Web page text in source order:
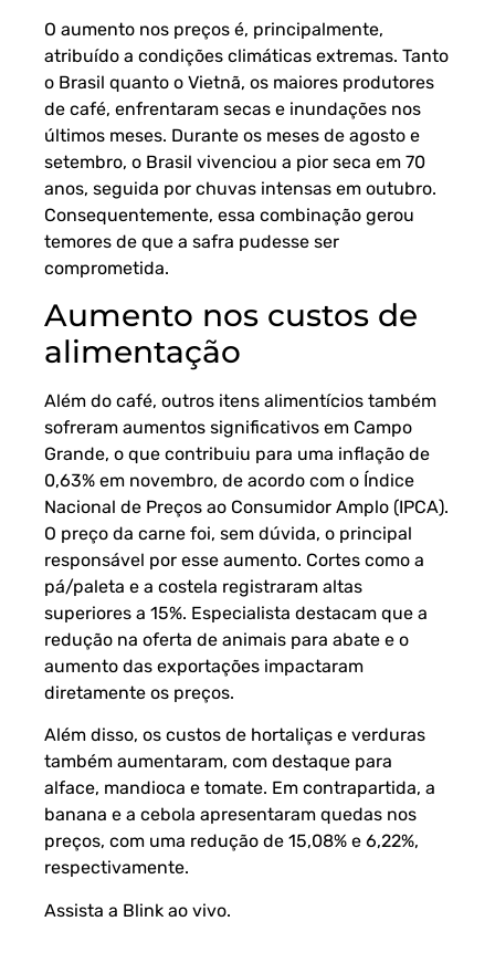
O aumento nos preços é, principalmente,
atribuído a condições climáticas extremas. Tanto
o Brasil quanto o Vietnã, os maiores produtores
de café, enfrentaram secas e inundações nos
últimos meses. Durante os meses de agosto e
setembro, o Brasil vivenciou a pior seca em 70
anos, seguida por chuvas intensas em outubro.
Consequentemente, essa combinação gerou
temores de que a safra pudesse ser
comprometida.
Aumento nos custos de
alimentação
Além do café, outros itens alimentícios também
sofreram aumentos significativos em Campo
Grande, o que contribuiu para uma inflação de
0,63% em novembro, de acordo com o Índice
Nacional de Preços ao Consumidor Amplo (IPCA).
O preço da carne foi, sem dúvida, o principal
responsável por esse aumento. Cortes como a
pá/paleta e a costela registraram altas
superiores a 15%. Especialista destacam que a
redução na oferta de animais para abate e o
aumento das exportações impactaram
diretamente os preços.
Além disso, os custos de hortaliças e verduras
também aumentaram, com destaque para
alface, mandioca e tomate. Em contrapartida, a
banana e a cebola apresentaram quedas nos
preços, com uma redução de 15,08% e 6,22%,
respectivamente.
Assista a Blink ao vivo.